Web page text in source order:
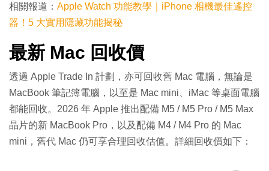
相關報道： Apple Watch 功能教學｜iPhone 相機最佳遙控
器！5 大實用隱藏功能揭秘
最新 Mac 回收價
透過 Apple Trade In 計劃，亦可回收舊 Mac 電腦，無論是
MacBook 筆記簿電腦，以至是 Mac mini、iMac 等桌面電腦
都能回收。2026 年 Apple 推出配備 M5 / M5 Pro / M5 Max
晶片的新 MacBook Pro，以及配備 M4 / M4 Pro 的 Mac
mini，舊代 Mac 仍可享合理回收估值。詳細回收價如下：